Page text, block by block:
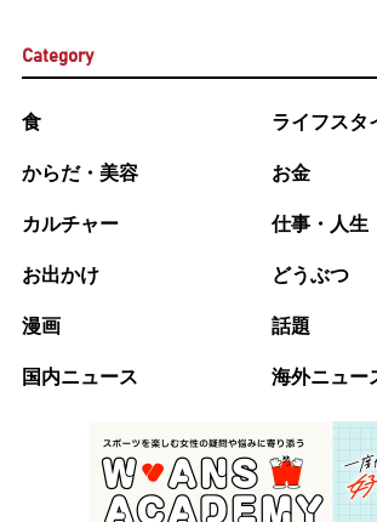
Category
食 ライフスタ
からだ・美容 お金
カルチャー 仕事・人生
お出かけ どうぶつ
漫画 話題
国内ニュース 海外ニュー